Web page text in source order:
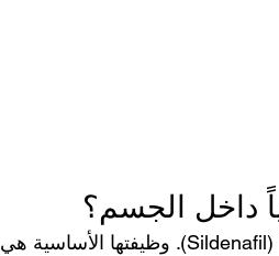
الفياجرا ليست سحراً، بل هي مركب كيميائي يسمى "سيلدينافيل" (Sildenafil). وظيفتها الأساسية هي